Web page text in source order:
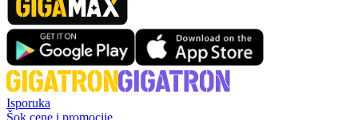
Isporuka
Šok cene i promocije